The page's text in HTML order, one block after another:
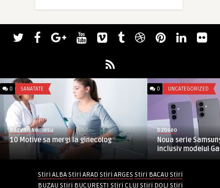
0 SANATATE
Razvan Nemesu
10 Motive sa mergi la ginecolog
0 UNCATEGORIZED
b2bseo
Noua serie
inclusiv modelul
Stiri ALBA Stiri ARAD Stiri ARGES Stiri BACAU Stiri
BUZAU Stiri BUCURESTI Stiri CLUJ Stiri DOLJ Stiri